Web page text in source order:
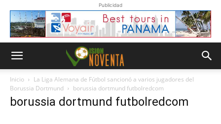
Publicidad
Inicio
La Liga Alemana de Fútbol sancionó a varios jugadores del
Borussia Dortmund
borussia dortmund futbolredcom
borussia dortmund futbolredcom